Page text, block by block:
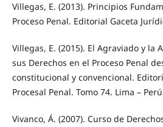
Villegas, E. (2013). Principios
Proceso Penal. Editorial Gaceta
Villegas, E. (2015). El Agraviado y la
sus Derechos en el Proceso Penal
constitucional y convencional.
Procesal Penal. Tomo 74. Lima –
Vivanco, Á. (2007). Curso de